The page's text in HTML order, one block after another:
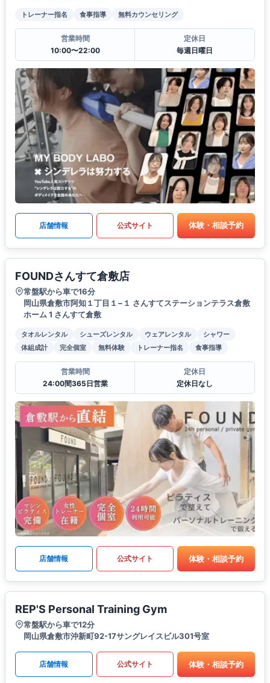
トレーナー指名 食事指導 無料カウンセリング
営業時間
10:00〜22:00
定休日
毎週日曜日
店舗情報 公式サイト 体験・相談予約
FOUNDさんすて倉敷店
常盤駅から車で16分
岡山県倉敷市阿知１丁目１−１ さんすてステーションテラス倉敷
ホーム 1 さんすて倉敷
タオルレンタル シューズレンタル ウェアレンタル
シャワー
体組成計
完全個室 無料体験 トレーナー指名 食事指導
営業時間
24:00間365日営業
定休日
定休日なし
店舗情報 公式サイト 体験・相談予約
REP'S Personal Training Gym
常盤駅から車で12分
岡山県倉敷市沖新町92-17サングレイスビル301号室
店舗情報 公式サイト 体験・相談予約